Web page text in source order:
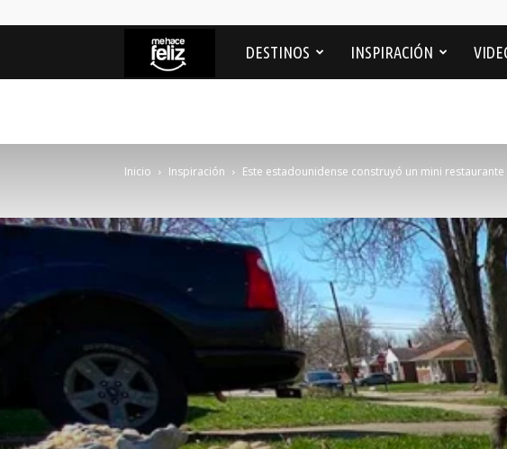
MeDESTINOS INSPIRACIÓN
Inicio Inspiración Este estadounidense construyó un mini